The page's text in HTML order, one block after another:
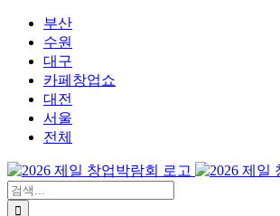
부산
수원
대구
카페창업쇼
대전
서울
전체
검
색: